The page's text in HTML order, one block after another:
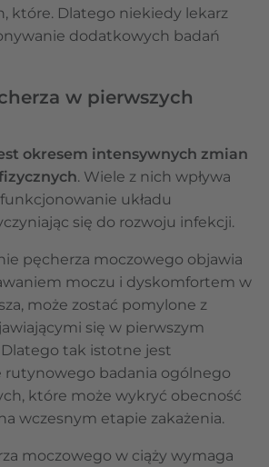
które. Dlatego niekiedy lekarz
dodatkowych badań
w pierwszych
okresem intensywnych zmian
. Wiele z nich wpływa
układu
się do rozwoju infekcji.
pęcherza moczowego objawia
moczu i dyskomfortem w
może zostać pomylone z
się w pierwszym
tak istotne jest
rutynowego badania ogólnego
które może wykryć obecność
wczesnym etapie zakażenia.
moczowego w ciąży wymaga